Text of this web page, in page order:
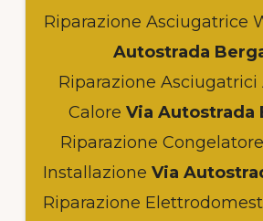
Riparazione Asciugatrice
Autostrada
Riparazione Asciugatrici
Calore Via Autostrada
Riparazione
Installazione Via
Riparazione